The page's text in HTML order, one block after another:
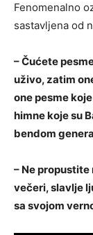
Fenomenalno
sastavljena od
– Čućete
uživo, zatim
one pesme
himne koje su
bendom
– Ne
večeri, slavlje
sa svojom